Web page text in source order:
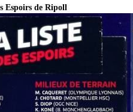
Espoirs de Ripoll